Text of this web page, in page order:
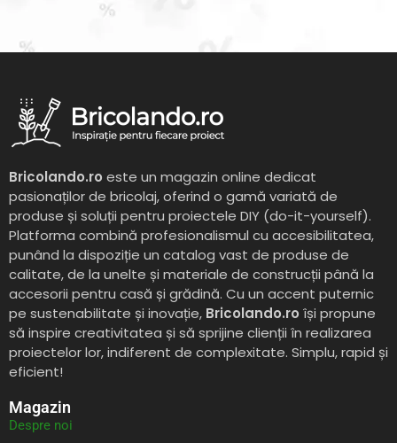
Bricolando.ro este un magazin online dedicat
pasionaților de bricolaj, oferind o gamă variată de
produse și soluții pentru proiectele DIY (do-it-yourself).
Platforma combină profesionalismul cu accesibilitatea,
punând la dispoziție un catalog vast de produse de
calitate, de la unelte și materiale de construcții până la
accesorii pentru casă și grădină. Cu un accent puternic
pe sustenabilitate și inovație, Bricolando.ro își propune
să inspire creativitatea și să sprijine clienții în realizarea
proiectelor lor, indiferent de complexitate. Simplu, rapid și
eficient!
Magazin
Despre noi